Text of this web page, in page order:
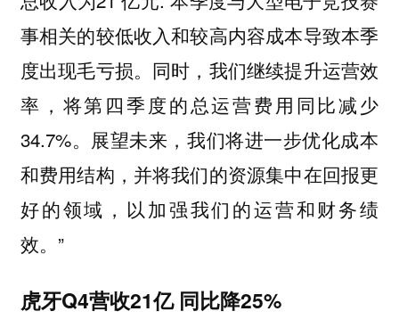
事相关的较低收入和较高内容成本导致本季
度出现毛亏损。同时，我们继续提升运营效
率，将第四季度的总运营费用同比减少
34.7%。展望未来，我们将进一步优化成本
和费用结构，并将我们的资源集中在回报更
好的领域，以加强我们的运营和财务绩
效。”
虎牙Q4营收21亿 同比降25%